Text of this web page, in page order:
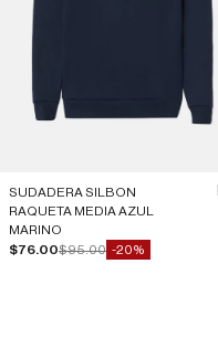
SUDADERA SILBON
RAQUETA MEDIA AZUL
MARINO
Precio de oferta
$76.00Precio normal
$95.00 -20%